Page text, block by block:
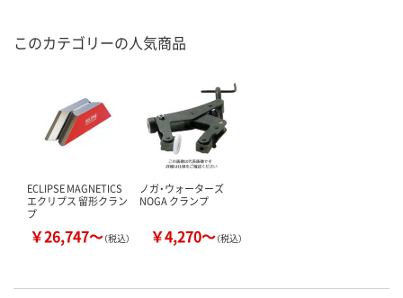
このカテゴリーの人気商品
ECLIPSE MAGNETICS
エクリプス 留形クラン
プ
￥26,747～（税込）
ノガ・ウォーターズ
NOGA クランプ
￥4,270～（税込）